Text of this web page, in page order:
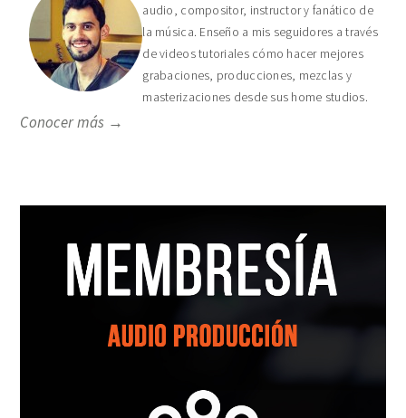
audio, compositor, instructor y fanático de
la música. Enseño a mis seguidores a través
de videos tutoriales cómo hacer mejores
grabaciones, producciones, mezclas y
masterizaciones desde sus home studios.
Conocer más →